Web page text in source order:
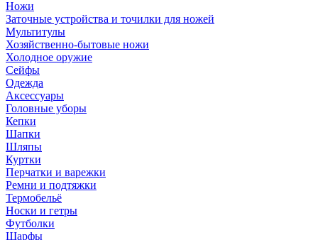
Ножи
Заточные устройства и точилки для ножей
Мультитулы
Хозяйственно-бытовые ножи
Холодное оружие
Сейфы
Одежда
Аксессуары
Головные уборы
Кепки
Шапки
Шляпы
Куртки
Перчатки и варежки
Ремни и подтяжки
Термобельё
Носки и гетры
Футболки
Шарфы